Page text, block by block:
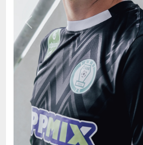
Previous